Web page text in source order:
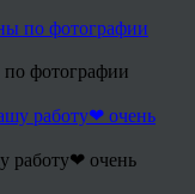
по фотографии
работу❤ очень